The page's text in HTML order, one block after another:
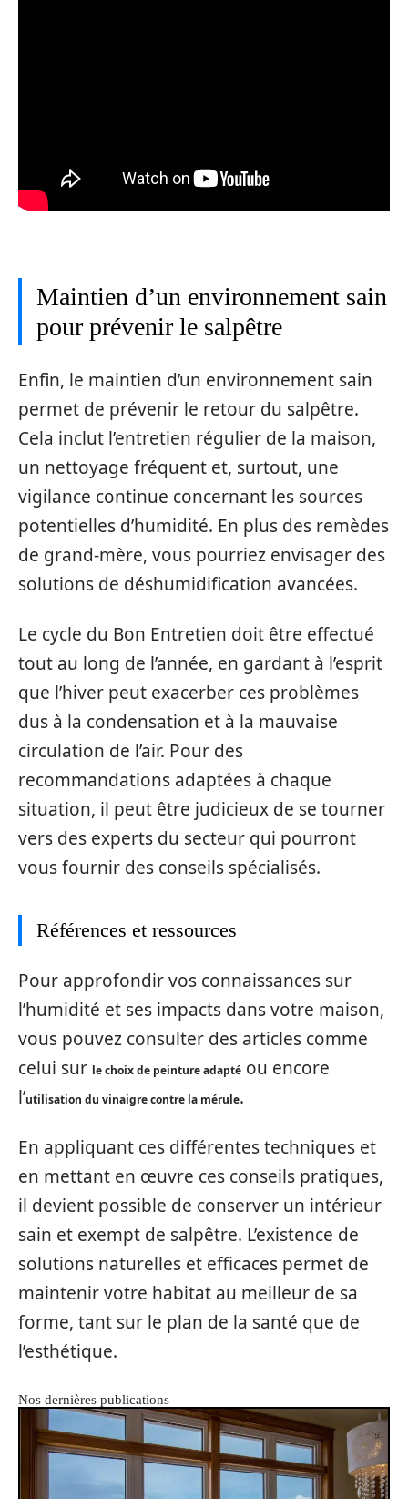
Maintien d’un environnement sain
pour prévenir le salpêtre
Enfin, le maintien d’un environnement sain
permet de prévenir le retour du salpêtre.
Cela inclut l’entretien régulier de la maison,
un nettoyage fréquent et, surtout, une
vigilance continue concernant les sources
potentielles d’humidité. En plus des remèdes
de grand-mère, vous pourriez envisager des
solutions de déshumidification avancées.
Le cycle du Bon Entretien doit être effectué
tout au long de l’année, en gardant à l’esprit
que l’hiver peut exacerber ces problèmes
dus à la condensation et à la mauvaise
circulation de l’air. Pour des
recommandations adaptées à chaque
situation, il peut être judicieux de se tourner
vers des experts du secteur qui pourront
vous fournir des conseils spécialisés.
Références et ressources
Pour approfondir vos connaissances sur
l’humidité et ses impacts dans votre maison,
vous pouvez consulter des articles comme
celui sur le choix de peinture adapté ou encore
l’utilisation du vinaigre contre la mérule.
En appliquant ces différentes techniques et
en mettant en œuvre ces conseils pratiques,
il devient possible de conserver un intérieur
sain et exempt de salpêtre. L’existence de
solutions naturelles et efficaces permet de
maintenir votre habitat au meilleur de sa
forme, tant sur le plan de la santé que de
l’esthétique.
Nos dernières publications